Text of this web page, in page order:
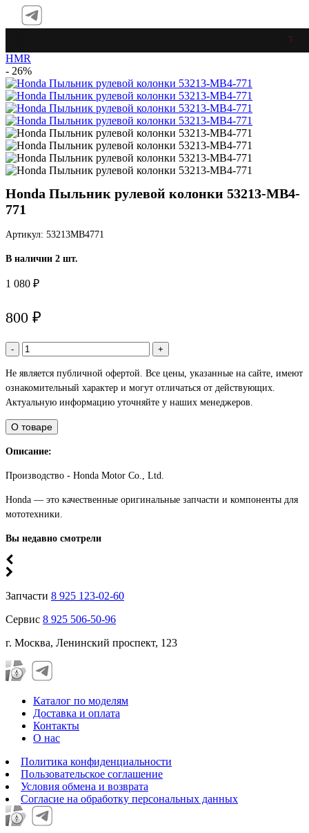
HMR
- 26%
Honda Пыльник рулевой колонки 53213-MB4-
771
Артикул: 53213MB4771
В наличии 2 шт.
1 080 ₽
800 ₽
- +
Не является публичной офертой. Все цены, указанные на сайте, имеют
ознакомительный характер и могут отличаться от действующих.
Актуальную информацию уточняйте у наших менеджеров.
О товаре
Описание:
Производство - Honda Motor Co., Ltd.
Honda — это качественные оригинальные запчасти и компоненты для
мототехники.
Вы недавно смотрели
Запчасти 8 925 123-02-60
Сервис 8 925 506-50-96
г. Москва, Ленинский проспект, 123
Каталог по моделям
Доставка и оплата
Контакты
О нас
Политика конфиденциальности
Пользовательское соглашение
Условия обмена и возврата
Согласие на обработку персональных данных